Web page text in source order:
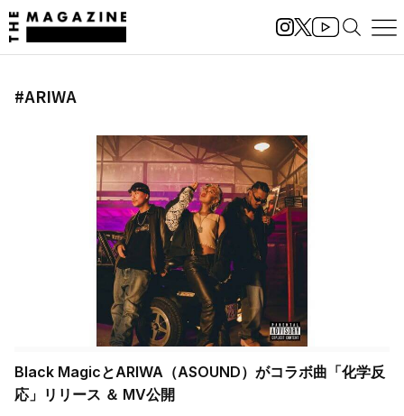
#ARIWA
Black MagicとARIWA（ASOUND）がコラボ曲「化学反
応」リリース ＆ MV公開